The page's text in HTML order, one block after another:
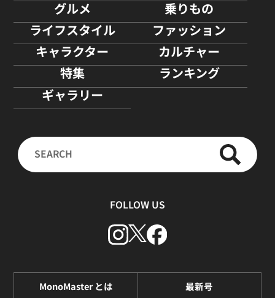
グルメ
乗りもの
ライフスタイル
ファッション
キャラクター
カルチャー
特集
ランキング
ギャラリー
FOLLOW US
MonoMaster とは 最新号